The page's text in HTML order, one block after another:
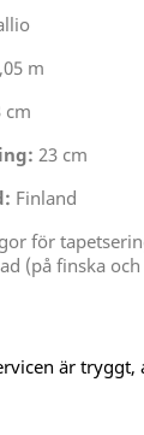
m
cm
23 cm
Finland
för
(på finska och
är tryggt,